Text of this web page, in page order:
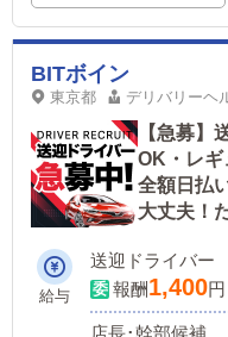
BITボイン
東京都 デリバリーヘ
【急募】
OK・レ
全額日払
大丈夫！
給与
送迎ドライバー
報酬1,400
店長･幹部候補